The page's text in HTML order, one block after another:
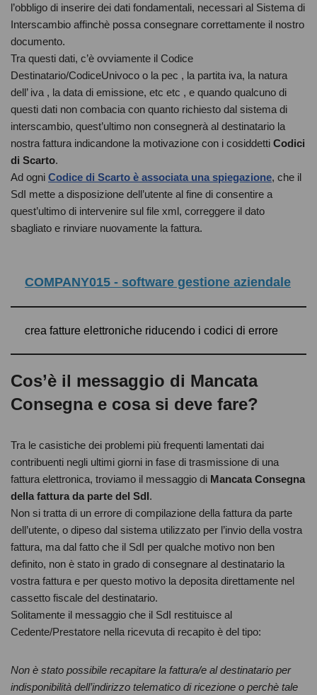
l’obbligo di inserire dei dati fondamentali, necessari al Sistema di
Interscambio affinchè possa consegnare correttamente il nostro
documento.
Tra questi dati, c’è ovviamente il Codice
Destinatario/CodiceUnivoco o la pec , la partita iva, la natura
dell’ iva , la data di emissione, etc etc , e quando qualcuno di
questi dati non combacia con quanto richiesto dal sistema di
interscambio, quest’ultimo non consegnerà al destinatario la
nostra fattura indicandone la motivazione con i cosiddetti Codici
di Scarto.
Ad ogni Codice di Scarto è associata una spiegazione, che il
SdI mette a disposizione dell’utente al fine di consentire a
quest’ultimo di intervenire sul file xml, correggere il dato
sbagliato e rinviare nuovamente la fattura.
COMPANY015 - software gestione aziendale
crea fatture elettroniche riducendo i codici di errore
Cos’è il messaggio di Mancata
Consegna e cosa si deve fare?
Tra le casistiche dei problemi più frequenti lamentati dai
contribuenti negli ultimi giorni in fase di trasmissione di una
fattura elettronica, troviamo il messaggio di Mancata Consegna
della fattura da parte del SdI.
Non si tratta di un errore di compilazione della fattura da parte
dell’utente, o dipeso dal sistema utilizzato per l’invio della vostra
fattura, ma dal fatto che il SdI per qualche motivo non ben
definito, non è stato in grado di consegnare al destinatario la
vostra fattura e per questo motivo la deposita direttamente nel
cassetto fiscale del destinatario.
Solitamente il messaggio che il SdI restituisce al
Cedente/Prestatore nella ricevuta di recapito è del tipo:
Non è stato possibile recapitare la fattura/e al destinatario per
indisponibilità dell’indirizzo telematico di ricezione o perchè tale